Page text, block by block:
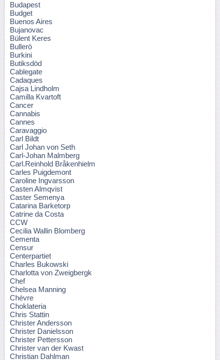
Budapest
Budget
Buenos Aires
Bujanovac
Bülent Keres
Bullerö
Burkini
Butiksdöd
Cablegate
Cadaques
Cajsa Lindholm
Camilla Kvartoft
Cancer
Cannabis
Cannes
Caravaggio
Carl Bildt
Carl Johan von Seth
Carl-Johan Malmberg
Carl.Reinhold Bråkenhielm
Carles Puigdemont
Caroline Ingvarsson
Casten Almqvist
Caster Semenya
Catarina Barketorp
Catrine da Costa
CCW
Cecilia Wallin Blomberg
Cementa
Censur
Centerpartiet
Charles Bukowski
Charlotta von Zweigbergk
Chef
Chelsea Manning
Chèvre
Choklateria
Chris Stattin
Christer Andersson
Christer Danielsson
Christer Pettersson
Christer van der Kwast
Christian Dahlman